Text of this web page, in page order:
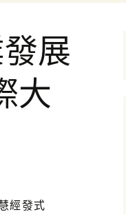
展
大
經發式